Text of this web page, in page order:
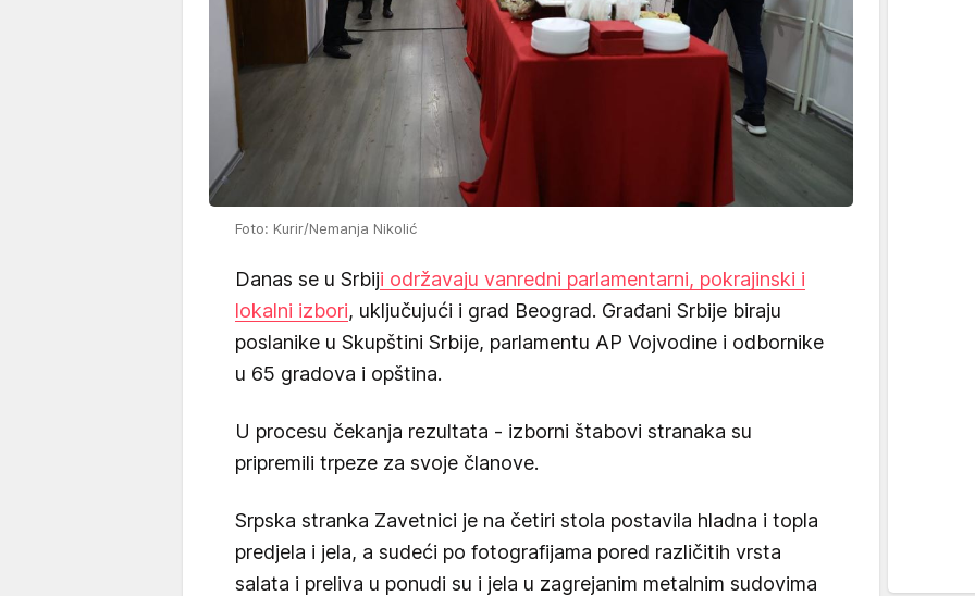
Foto: Kurir/Nemanja Nikolić
Danas se u Srbiji održavaju vanredni parlamentarni, pokrajinski i
lokalni izbori, uključujući i grad Beograd. Građani Srbije biraju
poslanike u Skupštini Srbije, parlamentu AP Vojvodine i odbornike
u 65 gradova i opština.
U procesu čekanja rezultata - izborni štabovi stranaka su
pripremili trpeze za svoje članove.
Srpska stranka Zavetnici je na četiri stola postavila hladna i topla
predjela i jela, a sudeći po fotografijama pored različitih vrsta
salata i preliva u ponudi su i jela u zagrejanim metalnim sudovima